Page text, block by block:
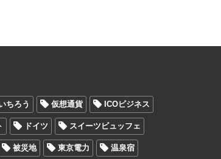
ちろう 仮想通貨 ICOビジネス
ドイツ スイーツビュッフェ
被災地 東京電力 温泉宿